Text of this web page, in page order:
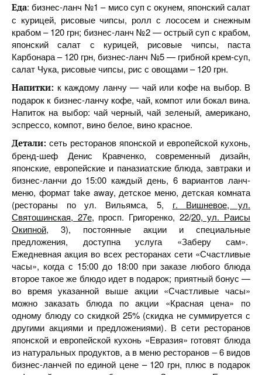
Еда: бизнес-ланч №1 – мисо суп с окунем, японский салат
с курицей, рисовые чипсы, ролл с лососем и снежным
крабом – 120 грн; бизнес-ланч №2 — острый суп с крабом,
японский салат с курицей, рисовые чипсы, паста
Карбонара – 120 грн, бизнес-ланч №5 — грибной крем-суп,
салат Чука, рисовые чипсы, рис с овощами – 120 грн.
Напитки: к каждому ланчу — чай или кофе на выбор. В
подарок к бизнес-ланчу кофе, чай, компот или бокал вина.
Напиток на выбор: чай черный, чай зеленый, американо,
эспрессо, компот, вино белое, вино красное.
Детали: сеть ресторанов японской и европейской кухонь,
бренд-шеф Денис Кравченко, современный дизайн,
японские, европейские и паназиатские блюда, завтраки и
бизнес-ланчи до 15:00 каждый день, 6 вариантов ланч-
меню, формат take away, детское меню, детская комната
(рестораны по ул. Вильямса, 5, г. Вишневое, ул.
Святошинская, 27е, просп. Григоренко, 22/20, ул. Раисы
Окипной, 3), постоянные акции и специальные
предложения, доступна услуга «Заберу сам».
Ежедневная акция во всех ресторанах сети «Счастливые
часы», когда с 15:00 до 18:00 при заказе любого блюда
второе такое же блюдо идет в подарок; приятный бонус —
во время указанной выше акции «Счастливые часы»
можно заказать блюда по акции «Красная цена» по
одному блюду со скидкой 25% (скидка не суммируется с
другими акциями и предложениями). В сети ресторанов
японской и европейской кухонь «Евразия» готовят блюда
из натуральных продуктов, а в меню ресторанов – 6 видов
бизнес-ланчей по единой цене – 120 грн, плюс в подарок